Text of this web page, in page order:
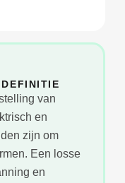
van
en
zijn om
Een losse
en